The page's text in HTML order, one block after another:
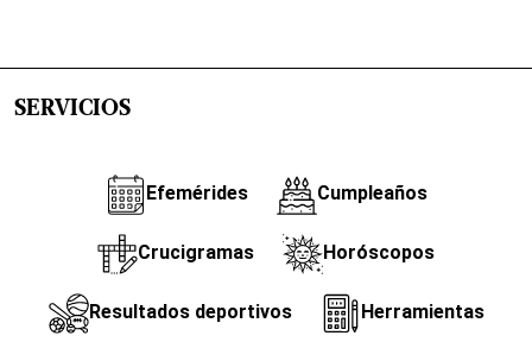
SERVICIOS
Efemérides Cumpleaños
Crucigramas Horóscopos
Resultados deportivos Herramientas